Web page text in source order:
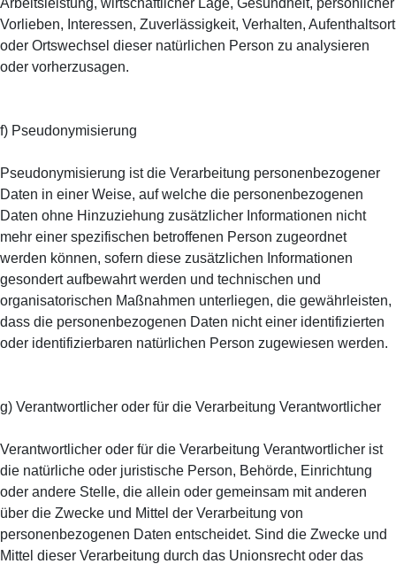
Arbeitsleistung, wirtschaftlicher Lage, Gesundheit, persönlicher
Vorlieben, Interessen, Zuverlässigkeit, Verhalten, Aufenthaltsort
oder Ortswechsel dieser natürlichen Person zu analysieren
oder vorherzusagen.
f) Pseudonymisierung
Pseudonymisierung ist die Verarbeitung personenbezogener
Daten in einer Weise, auf welche die personenbezogenen
Daten ohne Hinzuziehung zusätzlicher Informationen nicht
mehr einer spezifischen betroffenen Person zugeordnet
werden können, sofern diese zusätzlichen Informationen
gesondert aufbewahrt werden und technischen und
organisatorischen Maßnahmen unterliegen, die gewährleisten,
dass die personenbezogenen Daten nicht einer identifizierten
oder identifizierbaren natürlichen Person zugewiesen werden.
g) Verantwortlicher oder für die Verarbeitung Verantwortlicher
Verantwortlicher oder für die Verarbeitung Verantwortlicher ist
die natürliche oder juristische Person, Behörde, Einrichtung
oder andere Stelle, die allein oder gemeinsam mit anderen
über die Zwecke und Mittel der Verarbeitung von
personenbezogenen Daten entscheidet. Sind die Zwecke und
Mittel dieser Verarbeitung durch das Unionsrecht oder das